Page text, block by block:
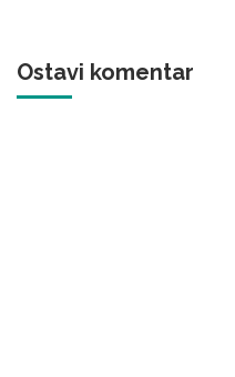
Ostavi komentar